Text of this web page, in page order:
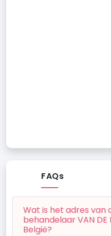
FAQs
Wat is het adres van
behandelaar VAN DE
België?